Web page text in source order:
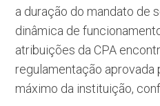
a duração do mandato de
dinâmica de
atribuições da CPA
regulamentação
máximo da instituição,